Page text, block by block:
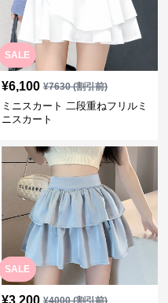
SALE
¥6,100 ¥7630(割引前)
ミニスカート 二段重ねフリルミ
ニスカート
SALE
¥3,200 ¥4000(割引前)